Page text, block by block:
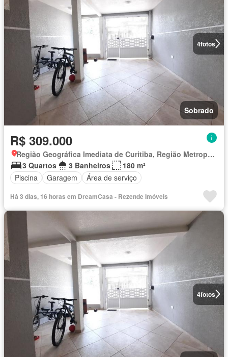
4fotos
Sobrado
R$ 309.000
Região Geográfica Imediata de Curitiba, Região Metropolitana de Curitiba
3 Quartos
3 Banheiros
180 m²
Piscina
Garagem Área de serviço
Há 3 dias, 16 horas em DreamCasa - Rezende Imóveis
4fotos